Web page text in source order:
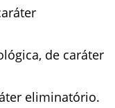
de caráter
eliminatório.